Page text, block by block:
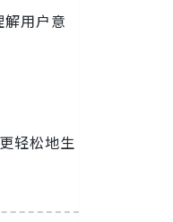
用户意
轻松地生